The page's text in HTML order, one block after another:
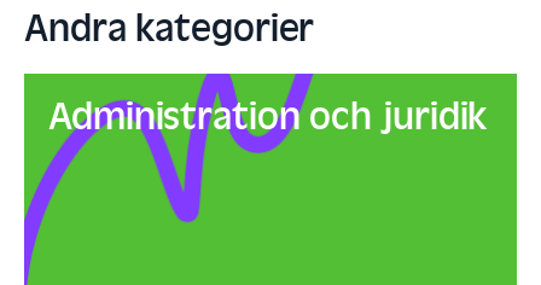
Andra kategorier
Administration och juridik